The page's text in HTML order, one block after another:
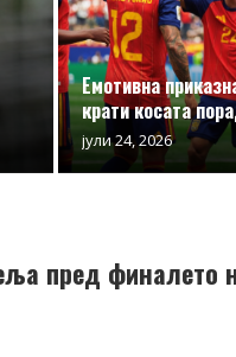
Емотивна
крати косата
јули 24, 2026
пред финалето